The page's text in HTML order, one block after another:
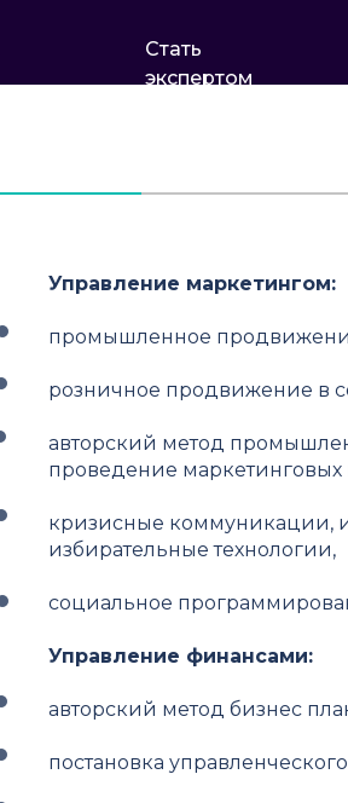
Стать
экспертом
Управление маркетингом:
промышленное
розничное продвижение в
авторский метод
проведение маркетинговых
кризисные коммуникации,
избирательные технологии,
социальное
Управление финансами:
авторский метод бизнес
постановка